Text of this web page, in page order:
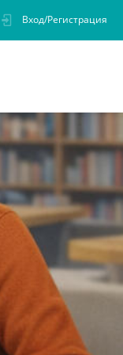
Вход/Регистрация